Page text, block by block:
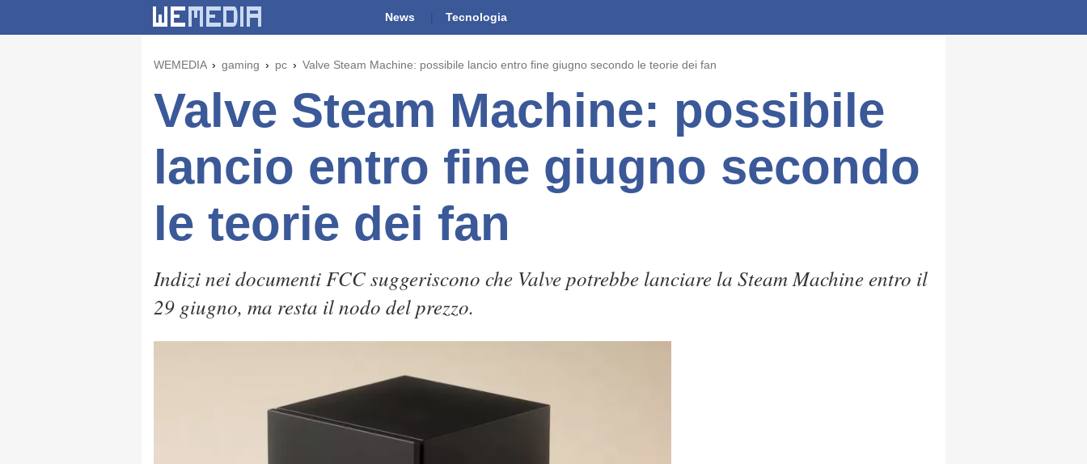
News Tecnologia
WEMEDIA gaming pc Valve Steam Machine: possibile lancio entro fine giugno secondo le teorie dei fan
Valve Steam Machine: possibile
lancio entro fine giugno secondo
le teorie dei fan
Indizi nei documenti FCC suggeriscono che Valve potrebbe lanciare la Steam Machine entro il
29 giugno, ma resta il nodo del prezzo.